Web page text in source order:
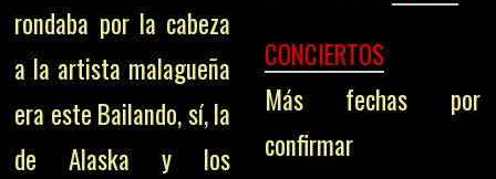
rondaba por la cabeza
a la artista malagueña
era este Bailando, sí, la
de Alaska y los
CONCIERTOS
Más fechas por
confirmar